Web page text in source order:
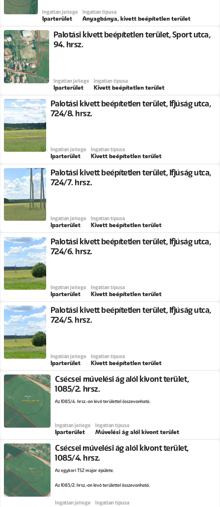
Ingatlan jellege
Iparterület
Ingatlan típusa
Anyagbánya, kivett beépítetlen terület
Palotási kivett beépítetlen terület, Sport utca,
94. hrsz.
Ingatlan jellege
Iparterület
Ingatlan típusa
Kivett beépítetlen terület
Palotási kivett beépítetlen terület, Ifjúság utca,
724/8. hrsz.
Ingatlan jellege
Iparterület
Ingatlan típusa
Kivett beépítetlen terület
Palotási kivett beépítetlen terület, Ifjúság utca,
724/7. hrsz.
Ingatlan jellege
Iparterület
Ingatlan típusa
Kivett beépítetlen terület
Palotási kivett beépítetlen terület, Ifjúság utca,
724/6. hrsz.
Ingatlan jellege
Iparterület
Ingatlan típusa
Kivett beépítetlen terület
Palotási kivett beépítetlen terület, Ifjúság utca,
724/5. hrsz.
Ingatlan jellege
Iparterület
Ingatlan típusa
Kivett beépítetlen terület
Csécsei művelési ág alól kivont terület,
1085/2. hrsz.
Az 1085/4. hrsz.-on lévő területtel összevonható.
Ingatlan jellege
Iparterület
Ingatlan típusa
Művelési ág alól kivont terület
Csécsei művelési ág alól kivont terület,
1085/4. hrsz.
Az egykori TSZ major épülete.
Az 1085/2. hrsz.-on lévő területtel összevonható.
Ingatlan jellege Ingatlan típusa